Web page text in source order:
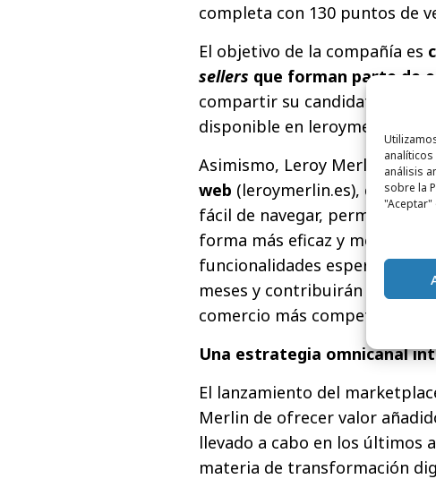
análisis
sobre la
completa con 130 puntos de
El objetivo de la compañía es
sellers que forman parte de
compartir su candidatura con
disponible en leroymerlin.es/
Asimismo, Leroy Merlin ha
web (leroymerlin.es), que
fácil de navegar, permitiendo
forma más eficaz y mejorando
funcionalidades esperadas se
meses y contribuirán a crear
comercio más competitiva.
Una estrategia omnicanal
El lanzamiento del
Merlin de ofrecer valor
llevado a cabo en los últimos
materia de transformación